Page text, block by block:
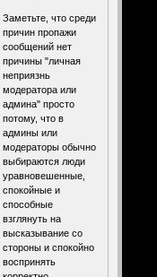
Заметьте, что среди
причин пропажи
сообщений нет
причины "личная
неприязнь
модератора или
админа" просто
потому, что в
админы или
модераторы обычно
выбираются люди
уравновешенные,
спокойные и
способные
взглянуть на
высказывание со
стороны и спокойно
воспринять